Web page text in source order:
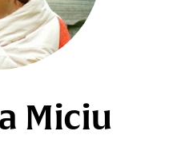
Miciu